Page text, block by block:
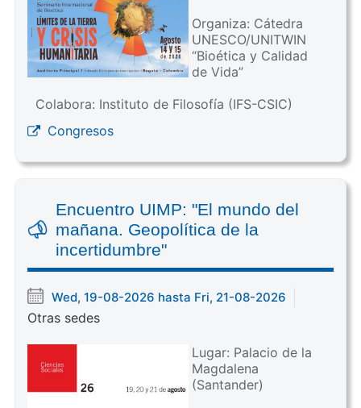
Organiza: Cátedra
UNESCO/UNITWIN
“Bioética y Calidad
de Vida”
Colabora: Instituto de Filosofía (IFS-CSIC)
Congresos
Encuentro UIMP: "El mundo del
mañana. Geopolítica de la
incertidumbre"
Wed, 19-08-2026 hasta Fri, 21-08-2026
Otras sedes
Lugar: Palacio de la
Magdalena
(Santander)